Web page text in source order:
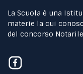
La Scuola è una
materie la cui
del concorso